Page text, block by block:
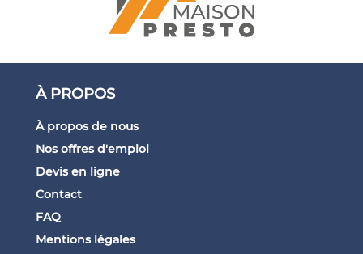
À PROPOS
À propos de nous
Nos offres d'emploi
Devis en ligne
Contact
FAQ
Mentions légales